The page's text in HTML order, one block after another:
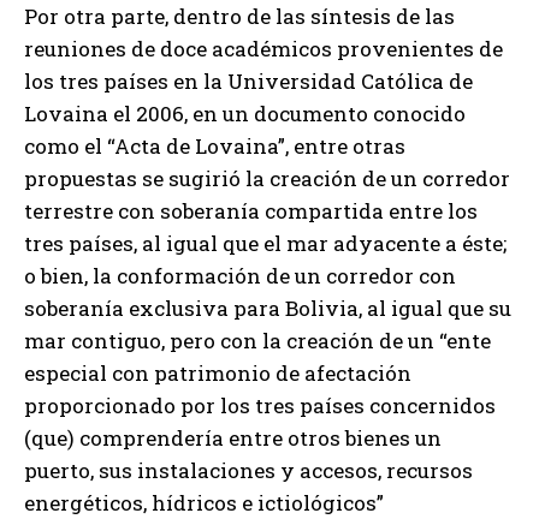
Por otra parte, dentro de las síntesis de las
reuniones de doce académicos provenientes de
los tres países en la Universidad Católica de
Lovaina el 2006, en un documento conocido
como el “Acta de Lovaina”, entre otras
propuestas se sugirió la creación de un corredor
terrestre con soberanía compartida entre los
tres países, al igual que el mar adyacente a éste;
o bien, la conformación de un corredor con
soberanía exclusiva para Bolivia, al igual que su
mar contiguo, pero con la creación de un “ente
especial con patrimonio de afectación
proporcionado por los tres países concernidos
(que) comprendería entre otros bienes un
puerto, sus instalaciones y accesos, recursos
energéticos, hídricos e ictiológicos”